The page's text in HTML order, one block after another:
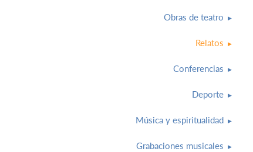
Obras de teatro
Relatos
Conferencias
Deporte
Música y espiritualidad
Grabaciones musicales